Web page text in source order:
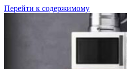
Перейти к содержимому